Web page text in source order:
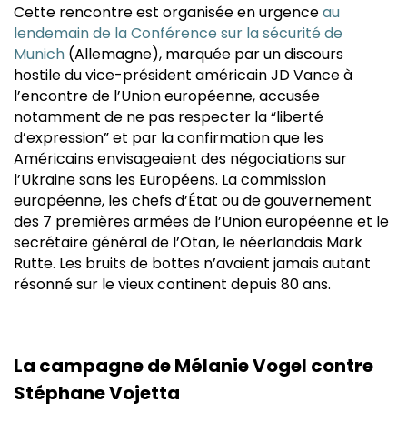
Cette rencontre est organisée en urgenceau
lendemain de la Conférence sur la sécurité de
Munich (Allemagne), marquée par un discours
hostile du vice-président américain JD Vance à
l’encontre de l’Union européenne, accusée
notamment de ne pas respecter la “liberté
d’expression” et par la confirmation que les
Américains envisageaient des négociations sur
l’Ukraine sans les Européens. La commission
européenne, les chefs d’État ou de gouvernement
des 7 premières armées de l’Union européenne et le
secrétaire général de l’Otan, le néerlandais Mark
Rutte. Les bruits de bottes n’avaient jamais autant
résonné sur le vieux continent depuis 80 ans.
La campagne de Mélanie Vogel contre
Stéphane Vojetta